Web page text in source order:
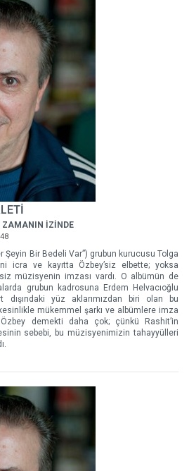
ZAMANIN İZİNDE
Şeyin Bir Bedeli Var”) grubun kurucusu Tolga
icra ve kayıtta Özbey’siz elbette; yoksa
müzisyenin imzası vardı. O albümün de
grubun kadrosuna Erdem Helvacıoğlu
yüz aklarımızdan biri olan bu
mükemmel şarkı ve albümlere imza
demekti daha çok; çünkü Rashit’in
sebebi, bu müzisyenimizin tahayyülleri